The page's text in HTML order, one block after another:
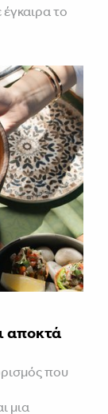
το
αποκτά
που
μια